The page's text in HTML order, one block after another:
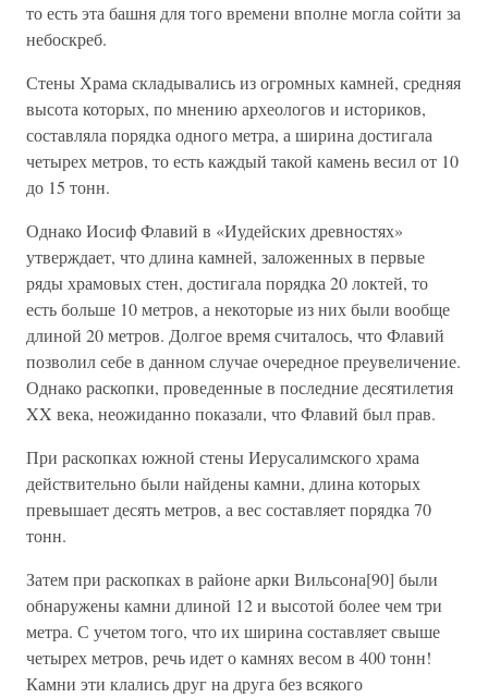
то есть эта башня для того времени вполне могла сойти за
небоскреб.
Стены Храма складывались из огромных камней, средняя
высота которых, по мнению археологов и историков,
составляла порядка одного метра, а ширина достигала
четырех метров, то есть каждый такой камень весил от 10
до 15 тонн.
Однако Иосиф Флавий в «Иудейских древностях»
утверждает, что длина камней, заложенных в первые
ряды храмовых стен, достигала порядка 20 локтей, то
есть больше 10 метров, а некоторые из них были вообще
длиной 20 метров. Долгое время считалось, что Флавий
позволил себе в данном случае очередное преувеличение.
Однако раскопки, проведенные в последние десятилетия
XX века, неожиданно показали, что Флавий был прав.
При раскопках южной стены Иерусалимского храма
действительно были найдены камни, длина которых
превышает десять метров, а вес составляет порядка 70
тонн.
Затем при раскопках в районе арки Вильсона[90] были
обнаружены камни длиной 12 и высотой более чем три
метра. С учетом того, что их ширина составляет свыше
четырех метров, речь идет о камнях весом в 400 тонн!
Камни эти клались друг на друга без всякого